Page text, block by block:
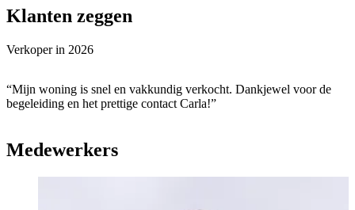
Klanten zeggen
Verkoper in 2026
“Mijn woning is snel en vakkundig verkocht. Dankjewel voor de
begeleiding en het prettige contact Carla!”
Medewerkers